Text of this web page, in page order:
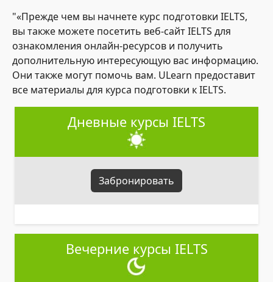
"«Прежде чем вы начнете курс подготовки IELTS,
вы также можете посетить веб-сайт IELTS для
ознакомления онлайн-ресурсов и получить
дополнительную интересующую вас информацию.
Они также могут помочь вам. ULearn предоставит
все материалы для курса подготовки к IELTS.
Дневные курсы IELTS
Забронировать
Вечерние курсы IELTS